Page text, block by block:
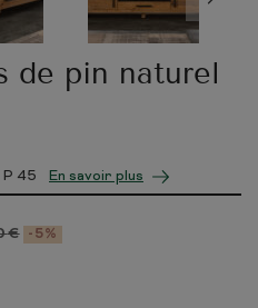
de pin naturel
P 45 En savoir plus
€ -5%